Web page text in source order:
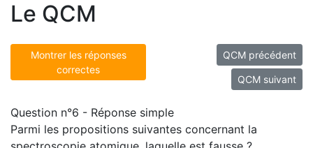
Le QCM
Montrer les réponses
correctes
QCM précédent
QCM suivant
Question n°6 - Réponse simple
Parmi les propositions suivantes concernant la